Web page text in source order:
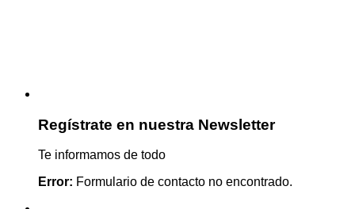
Regístrate en nuestra Newsletter
Te informamos de todo
Error: Formulario de contacto no encontrado.